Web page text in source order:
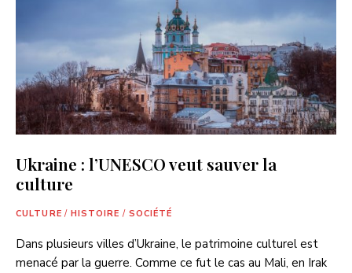
Ukraine : l’UNESCO veut sauver la
culture
CULTURE / HISTOIRE / SOCIÉTÉ
Dans plusieurs villes d’Ukraine, le patrimoine culturel est
menacé par la guerre. Comme ce fut le cas au Mali, en Irak